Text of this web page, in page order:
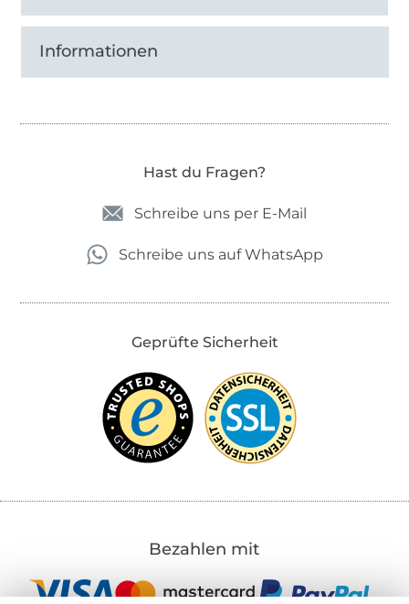
Informationen
Hast du Fragen?
Schreibe uns per E-Mail
Schreibe uns auf WhatsApp
Geprüfte Sicherheit
Bezahlen mit